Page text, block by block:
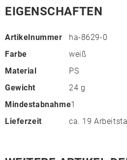
EIGENSCHAFTEN
Artikelnummer
ha-8629-0
Farbe
weiß
Material
PS
Gewicht
24 g
Mindestabnahme1
Lieferzeit
ca. 19